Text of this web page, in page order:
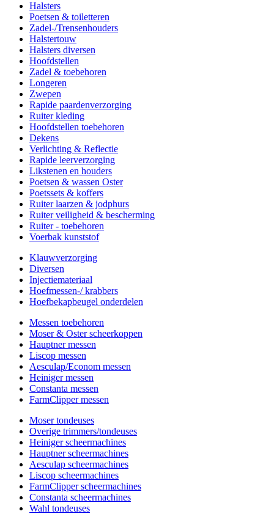
Halsters
Poetsen & toiletteren
Zadel-/Trensenhouders
Halstertouw
Halsters diversen
Hoofdstellen
Zadel & toebehoren
Longeren
Zwepen
Rapide paardenverzorging
Ruiter kleding
Hoofdstellen toebehoren
Dekens
Verlichting & Reflectie
Rapide leerverzorging
Likstenen en houders
Poetsen & wassen Oster
Poetssets & koffers
Ruiter laarzen & jodphurs
Ruiter veiligheid & bescherming
Ruiter - toebehoren
Voerbak kunststof
Klauwverzorging
Diversen
Injectiemateriaal
Hoefmessen-/ krabbers
Hoefbekapbeugel onderdelen
Messen toebehoren
Moser & Oster scheerkoppen
Hauptner messen
Liscop messen
Aesculap/Econom messen
Heiniger messen
Constanta messen
FarmClipper messen
Moser tondeuses
Overige trimmers/tondeuses
Heiniger scheermachines
Hauptner scheermachines
Aesculap scheermachines
Liscop scheermachines
FarmClipper scheermachines
Constanta scheermachines
Wahl tondeuses